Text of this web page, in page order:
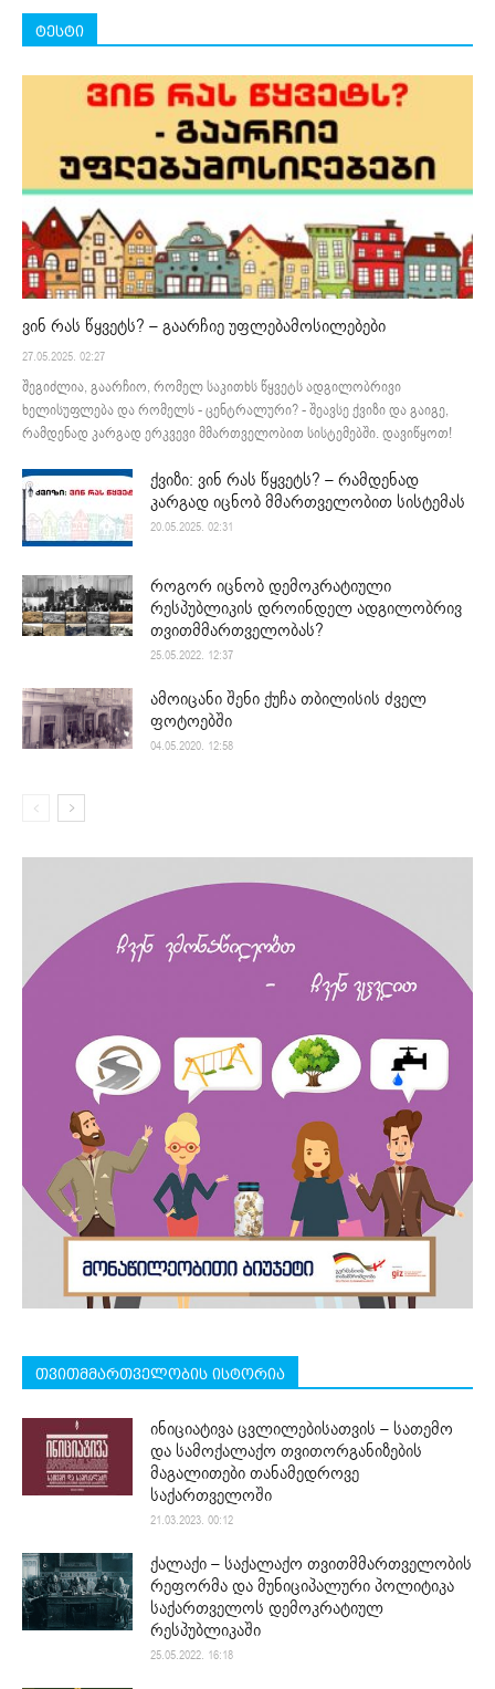
ტესტი
ვინ რას წყვეტს? – გაარჩიე უფლებამოსილებები
27.05.2025. 02:27
შეგიძლია, გაარჩიო, რომელ საკითხს წყვეტს ადგილობრივი
ხელისუფლება და რომელს - ცენტრალური? - შეავსე ქვიზი და გაიგე,
რამდენად კარგად ერკვევი მმართველობით სისტემებში. დავიწყოთ!
ქვიზი: ვინ რას წყვეტს? – რამდენად
კარგად იცნობ მმართველობით სისტემას
20.05.2025. 02:31
როგორ იცნობ დემოკრატიული
რესპუბლიკის დროინდელ ადგილობრივ
თვითმმართველობას?
25.05.2022. 12:37
ამოიცანი შენი ქუჩა თბილისის ძველ
ფოტოებში
04.05.2020. 12:58
თვითმმართველობის ისტორია
ინიციატივა ცვლილებისათვის – სათემო
და სამოქალაქო თვითორგანიზების
მაგალითები თანამედროვე
საქართველოში
21.03.2023. 00:12
ქალაქი – საქალაქო თვითმმართველობის
რეფორმა და მუნიციპალური პოლიტიკა
საქართველოს დემოკრატიულ
რესპუბლიკაში
25.05.2022. 16:18